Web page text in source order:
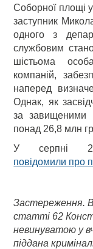
Соборної площі
заступник
одного з
службовим
шістьома
компаній,
наперед
Однак, як
за завищеними
понад 26,8 млн
У серпні
повідомили про
Застереження.
статті 62
невинуватою у
піддана